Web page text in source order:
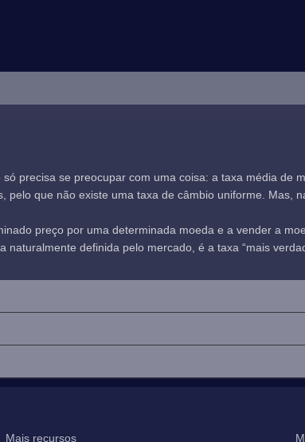
precisa se preocupar com uma coisa: a taxa média de
que não existe uma taxa de câmbio uniforme. Mas,
preço por uma determinada moeda e a vender a
definida pelo mercado, é a taxa “mais
Mais recursos